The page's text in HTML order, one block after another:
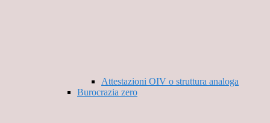
Attestazioni OIV o struttura analoga
Burocrazia zero